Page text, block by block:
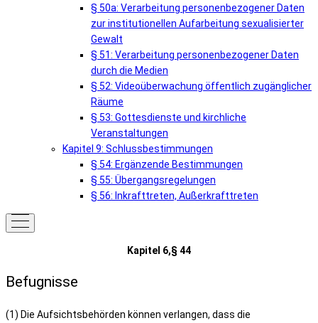
§ 50a: Verarbeitung personenbezogener Daten
zur institutionellen Aufarbeitung sexualisierter
Gewalt
§ 51: Verarbeitung personenbezogener Daten
durch die Medien
§ 52: Videoüberwachung öffentlich zugänglicher
Räume
§ 53: Gottesdienste und kirchliche
Veranstaltungen
Kapitel 9: Schlussbestimmungen
§ 54: Ergänzende Bestimmungen
§ 55: Übergangsregelungen
§ 56: Inkrafttreten, Außerkrafttreten
Kapitel 6,§ 44
Befugnisse
(1) Die Aufsichtsbehörden können verlangen, dass die